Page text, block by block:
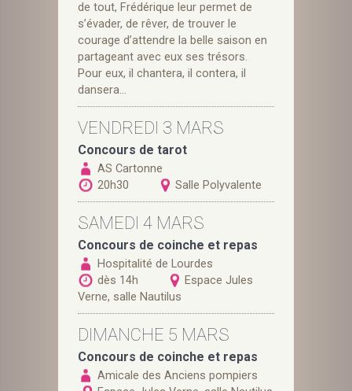
de tout, Frédérique leur permet de
s’évader, de rêver, de trouver le
courage d’attendre la belle saison en
partageant avec eux ses trésors.
Pour eux, il chantera, il contera, il
dansera…
VENDREDI 3 MARS
Concours de tarot
AS Cartonne
20h30
Salle Polyvalente
SAMEDI 4 MARS
Concours de coinche et repas
Hospitalité de Lourdes
dès 14h
Espace Jules
Verne, salle Nautilus
DIMANCHE 5 MARS
Concours de coinche et repas
Amicale des Anciens pompiers